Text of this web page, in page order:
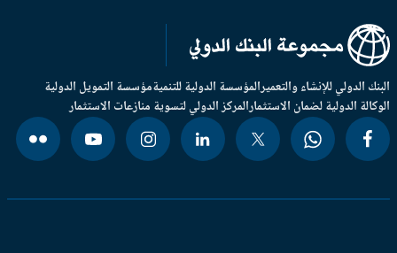
الدولي للإنشاء والتعميرالمؤسسة الدولية للتنميةمؤسسة التمويل الدولية
الدولية لضمان الاستثمارالمركز الدولي لتسوية منازعات الاستثمار